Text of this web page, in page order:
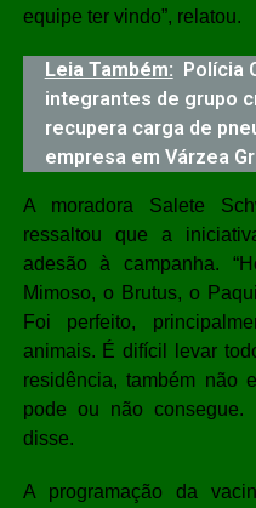
equipe ter vindo”, relatou.
Leia Também: Polícia
integrantes de grupo
recupera carga de
empresa em Várzea
A moradora Salete
ressaltou que a
adesão à campanha.
Mimoso, o Brutus, o
Foi perfeito,
animais. É difícil levar
residência, também não
pode ou não consegue.
disse.
A programação da